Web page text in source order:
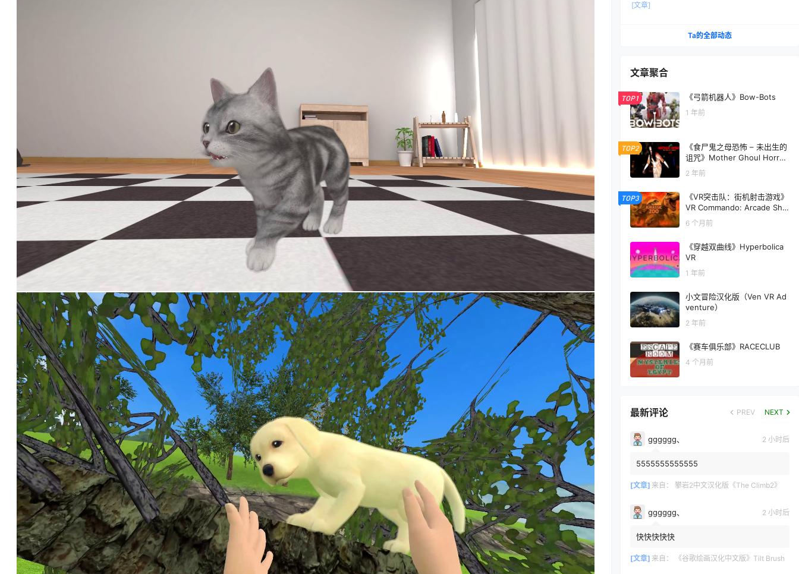
[文章]
Ta的全部动态
文章聚合
TOP1 《弓箭机器人》Bow-Bots
1 年前
TOP2
《食尸鬼之母恐怖 – 未出生的
诅咒》Mother Ghoul Horror
– The Curse of Unborns
2 年前
TOP3
《VR突击队：街机射击游戏》
VR Commando: Arcade Sho
oter
6 个月前
《穿越双曲线》Hyperbolica
VR
1 年前
小文冒险汉化版（Ven VR Ad
venture）
2 年前
《赛车俱乐部》RACECLUB
4 个月前
最新评论 PREV NEXT
gggggg、 2 小时后
5555555555555
[文章] 来自： 攀岩2中文汉化版《The Climb2》
gggggg、 2 小时后
快快快快快
[文章] 来自： 《谷歌绘画汉化中文版》Tilt Brush